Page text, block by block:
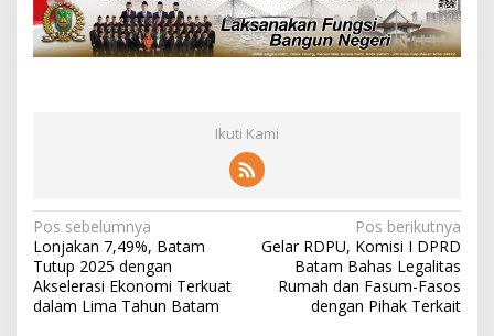
Ikuti Kami
N
a
v
Pos sebelumnya
Lonjakan 7,49%, Batam
Tutup 2025 dengan
Akselerasi Ekonomi Terkuat
dalam Lima Tahun Batam
Pos berikutnya
Gelar RDPU, Komisi I DPRD
Batam Bahas Legalitas
Rumah dan Fasum-Fasos
dengan Pihak Terkait